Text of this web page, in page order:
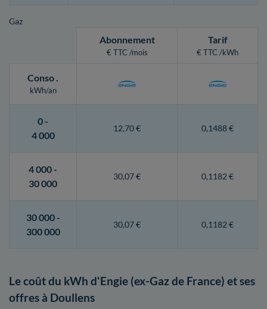
Gaz
Abonnement
€ TTC /mois
Tarif
€ TTC /kWh
Conso.
kWh/an
0 -
4 000
12,70 € 0,1488 €
4 000 -
30 000
30,07 € 0,1182 €
30 000 -
300 000
30,07 € 0,1182 €
Le coût du kWh d'Engie (ex-Gaz de France) et ses
offres à Doullens